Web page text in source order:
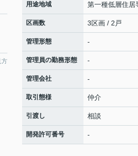
方
用途地域 第一種低層住居
区画数 3区画 / 2戸
管理形態 -
管理員の勤務形態 -
管理会社 -
取引態様 仲介
引渡し 相談
開発許可番号 -